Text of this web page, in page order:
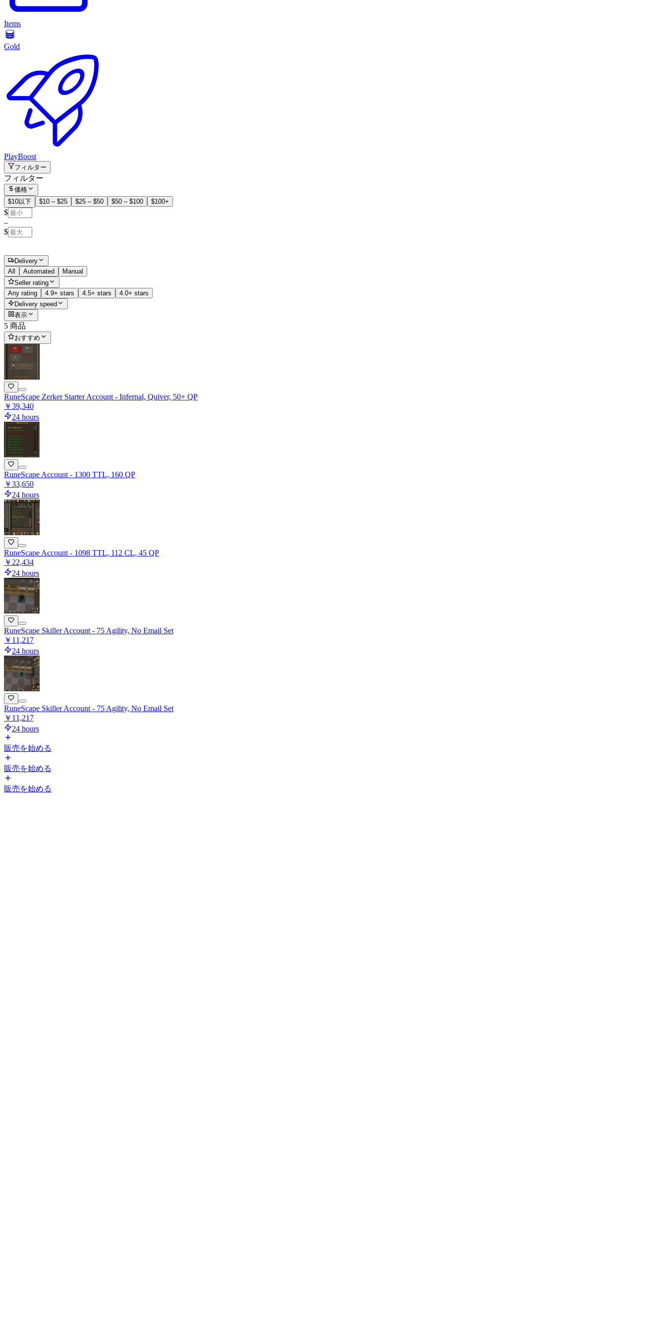
Items
Gold
PlayBoost
フィルター
フィルター
価格
$10以下
$10 – $25 $25 – $50 $50 – $100 $100+
$
–
$
Delivery
All
Automated
Manual
Seller rating
Any rating
4.9+ stars 4.5+ stars
4.0+ stars
Delivery speed
表示
5 商品
おすすめ
RuneScape Zerker Starter Account - Infernal, Quiver, 50+ QP
￥39,340
24 hours
RuneScape Account - 1300 TTL, 160 QP
￥33,650
24 hours
RuneScape Account - 1098 TTL, 112 CL, 45 QP
￥22,434
24 hours
RuneScape Skiller Account - 75 Agility, No Email Set
￥11,217
24 hours
RuneScape Skiller Account - 75 Agility, No Email Set
￥11,217
24 hours
販売を始める
販売を始める
販売を始める